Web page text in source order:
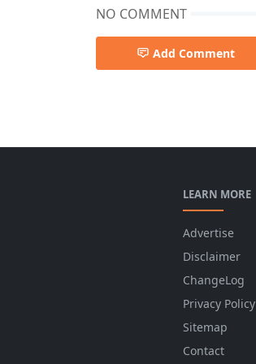
NO COMMENT
Add Comment
LEARN MORE
Advertise
Disclaimer
ChangeLog
Privacy Policy
Sitemap
Contact